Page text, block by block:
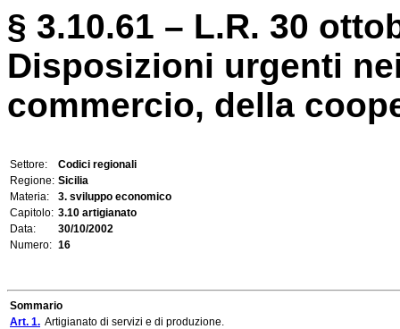
§ 3.10.61 – L.R. 30
Disposizioni urgenti
commercio, della
Settore:
Codici regionali
Regione: Sicilia
Materia:
3. sviluppo economico
Capitolo: 3.10 artigianato
Data:
30/10/2002
Numero: 16
Sommario
Art. 1. Artigianato di servizi e di produzione.